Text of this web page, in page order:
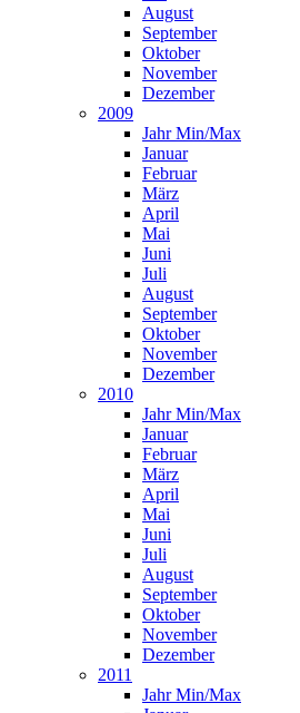
August
September
Oktober
November
Dezember
2009
Jahr Min/Max
Januar
Februar
März
April
Mai
Juni
Juli
August
September
Oktober
November
Dezember
2010
Jahr Min/Max
Januar
Februar
März
April
Mai
Juni
Juli
August
September
Oktober
November
Dezember
2011
Jahr Min/Max